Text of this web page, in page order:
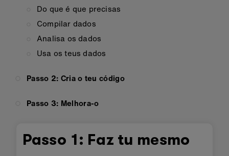
Do que é que precisas
Compilar dados
Analisa os dados
Usa os teus dados
Passo 2: Cria o teu código
Passo 3: Melhora-o
Passo 1: Faz tu mesmo